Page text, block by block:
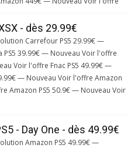
- dès 29.99€
Carrefour PS5 29.99€ —
39.99€ — Nouveau Voir l'offre
Voir l'offre Fnac PS5 49.99€ —
— Nouveau Voir l'offre Amazon
Amazon PS5 50.9€ — Nouveau Voir
- Day One - dès 49.99€
Amazon PS5 49.99€ —